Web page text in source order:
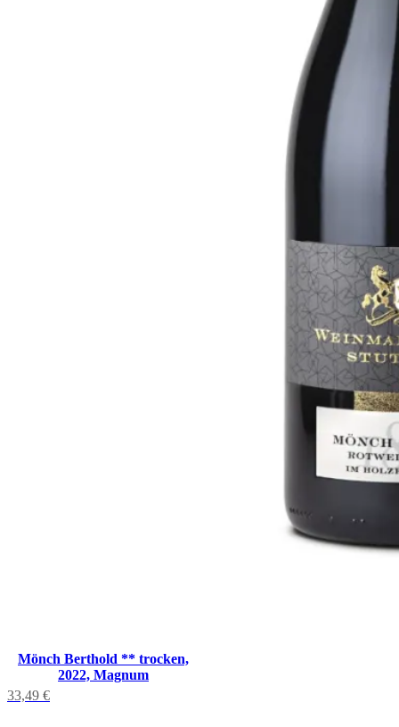
Mönch Berthold ** trocken,
2022, Magnum
33,49 €